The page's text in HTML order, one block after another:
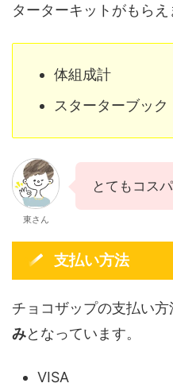
ターターキットがもらえ
体組成計
スターターブック
東さん
とてもコス
支払い方法
チョコザップの支払い方
みとなっています。
VISA